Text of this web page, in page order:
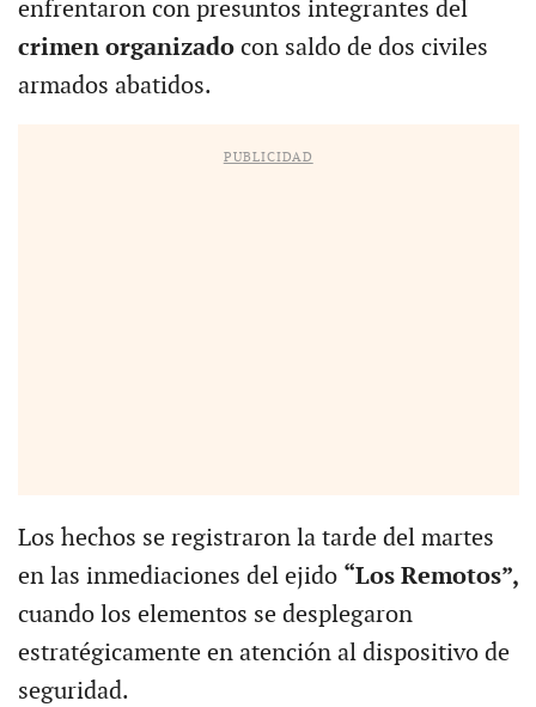
enfrentaron con presuntos integrantes del
crimen organizadocon saldo de dos civiles
armados abatidos.
PUBLICIDAD
Los hechos se registraron la tarde del martes
en las inmediaciones del ejido “Los Remotos”,
cuando los elementos se desplegaron
estratégicamente en atención al dispositivo de
seguridad.